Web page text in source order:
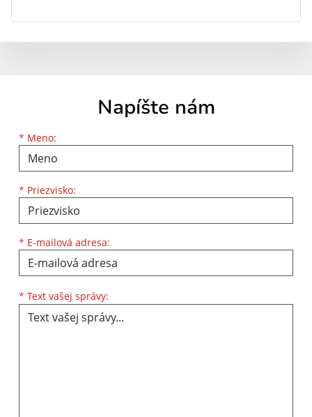
Napíšte nám
* Meno:
Meno
* Priezvisko:
Priezvisko
* E-mailová adresa:
E-mailová adresa
* Text vašej správy: